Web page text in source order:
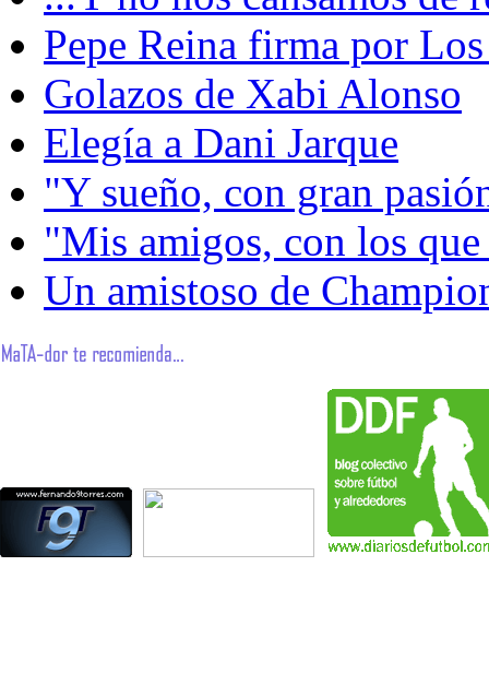
Pepe Reina firma por
Golazos de Xabi Alonso
Elegía a Dani Jarque
"Y sueño, con gran
"Mis amigos, con los
Un amistoso de